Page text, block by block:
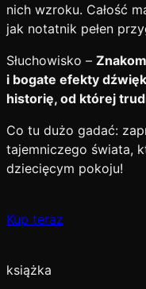
nich wzroku. Całość
jak notatnik pełen
Słuchowisko –
i bogate efekty
historię, od której
Co tu dużo gadać:
tajemniczego świata,
dziecięcym pokoju!
Kup teraz
książka